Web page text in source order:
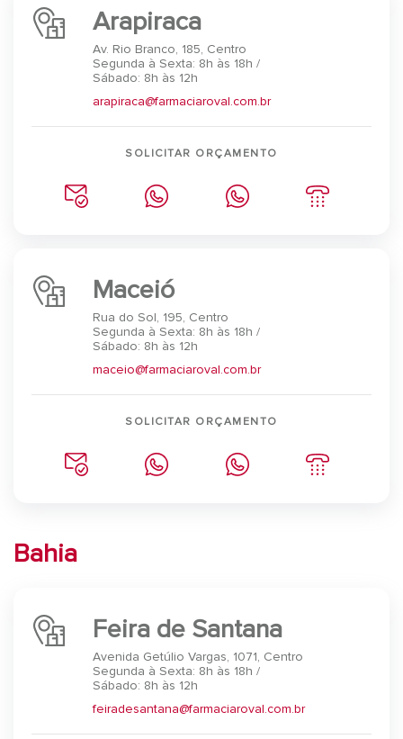
Arapiraca
Av. Rio Branco, 185, Centro
Segunda à Sexta: 8h às 18h /
Sábado: 8h às 12h
arapiraca@farmaciaroval.com.br
SOLICITAR ORÇAMENTO
Maceió
Rua do Sol, 195, Centro
Segunda à Sexta: 8h às 18h /
Sábado: 8h às 12h
maceio@farmaciaroval.com.br
SOLICITAR ORÇAMENTO
Bahia
Feira de Santana
Avenida Getúlio Vargas, 1071, Centro
Segunda à Sexta: 8h às 18h /
Sábado: 8h às 12h
feiradesantana@farmaciaroval.com.br